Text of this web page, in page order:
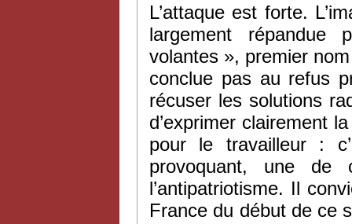
L’attaque est forte.
largement
volantes », premier
conclue pas au refus
récuser les solutions
d’exprimer clairement
pour le travailleur :
provoquant, une
l’antipatriotisme. Il
France du début de ce